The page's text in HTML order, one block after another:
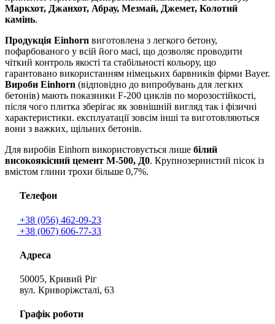
Маркхот, Джанхот, Абрау, Мезмай, Джемет, Колотий
камінь.
Продукція Einhorn виготовлена ​​з легкого бетону,
пофарбованого у всій його масі, що дозволяє проводити
чіткий контроль якості та стабільності кольору, що
гарантовано використанням німецьких барвників фірми Bayer.
Вироби Einhorn (відповідно до випробувань для легких
бетонів) мають показники F-200 циклів по морозостійкості,
після чого плитка зберігає як зовнішній вигляд так і фізичні
характеристики. експлуатації зовсім інші та виготовляються
вони з важких, щільних бетонів.
Для виробів Einhorn використовується лише білий
високоякісний цемент М-500, Д0. Крупнозернистий пісок із
вмістом глини трохи більше 0,7%.
Телефон
+38 (056) 462-09-23
+38 (067) 606-77-33
Адреса
50005, Кривий Ріг
вул. Криворіжсталі, 63
Графік роботи